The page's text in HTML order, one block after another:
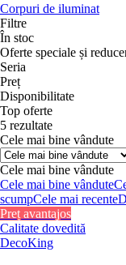
Corpuri de iluminat
Filtre
În stoc
Oferte speciale și
Seria
Preț
Disponibilitate
Top oferte
5 rezultate
Cele mai bine vândute
Cele mai bine vândute
Cele mai bine vândute
scumpCele mai recente
Preț avantajos
Calitate dovedită
DecoKing